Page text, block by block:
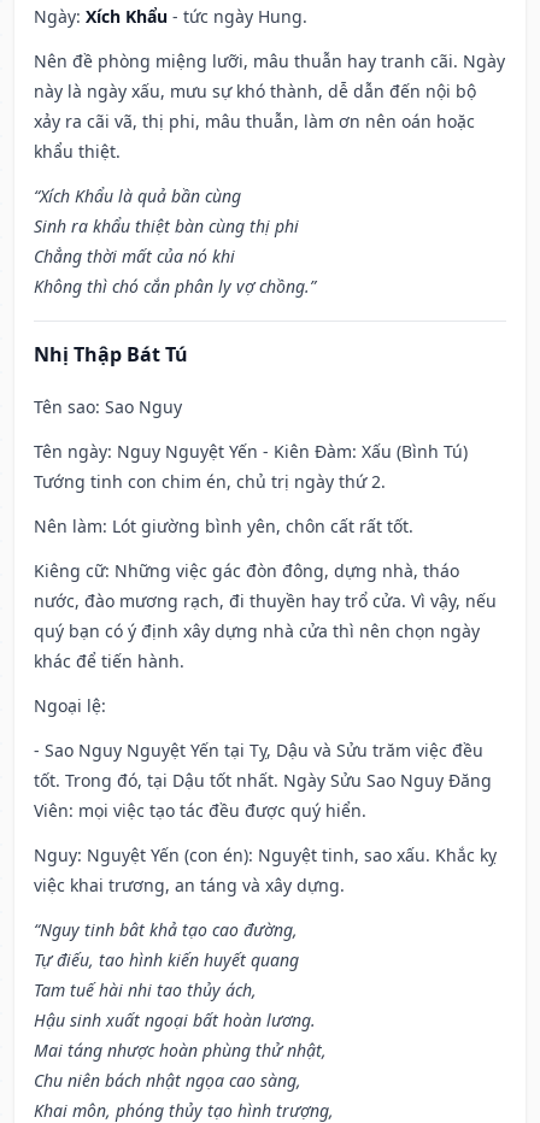
Ngày: Xích Khẩu - tức ngày Hung.
Nên đề phòng miệng lưỡi, mâu thuẫn hay tranh cãi. Ngày
này là ngày xấu, mưu sự khó thành, dễ dẫn đến nội bộ
xảy ra cãi vã, thị phi, mâu thuẫn, làm ơn nên oán hoặc
khẩu thiệt.
“Xích Khẩu là quả bần cùng
Sinh ra khẩu thiệt bàn cùng thị phi
Chẳng thời mất của nó khi
Không thì chó cắn phân ly vợ chồng.”
Nhị Thập Bát Tú
Tên sao: Sao Nguy
Tên ngày: Nguy Nguyệt Yến - Kiên Đàm: Xấu (Bình Tú)
Tướng tinh con chim én, chủ trị ngày thứ 2.
Nên làm: Lót giường bình yên, chôn cất rất tốt.
Kiêng cữ: Những việc gác đòn đông, dựng nhà, tháo
nước, đào mương rạch, đi thuyền hay trổ cửa. Vì vậy, nếu
quý bạn có ý định xây dựng nhà cửa thì nên chọn ngày
khác để tiến hành.
Ngoại lệ:
- Sao Nguy Nguyệt Yến tại Tỵ, Dậu và Sửu trăm việc đều
tốt. Trong đó, tại Dậu tốt nhất. Ngày Sửu Sao Nguy Đăng
Viên: mọi việc tạo tác đều được quý hiển.
Nguy: Nguyệt Yến (con én): Nguyệt tinh, sao xấu. Khắc kỵ
việc khai trương, an táng và xây dựng.
“Nguy tinh bât khả tạo cao đường,
Tự điếu, tao hình kiến huyết quang
Tam tuế hài nhi tao thủy ách,
Hậu sinh xuất ngoại bất hoàn lương.
Mai táng nhược hoàn phùng thử nhật,
Chu niên bách nhật ngọa cao sàng,
Khai môn, phóng thủy tạo hình trượng,